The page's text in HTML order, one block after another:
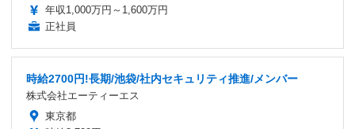
年収1,000万円～1,600万円
正社員
時給2700円!長期/池袋/社内セキュリティ推進/メンバー
株式会社エーティーエス
東京都